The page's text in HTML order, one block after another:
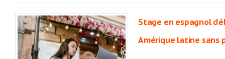
Stage en espagnol
Amérique latine sans